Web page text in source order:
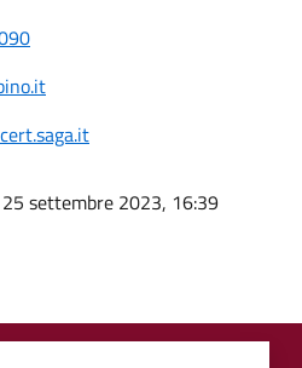
25 settembre 2023, 16:39